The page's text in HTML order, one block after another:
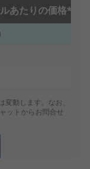
あたりの価格*
動します。なお、
ットからお問合せ